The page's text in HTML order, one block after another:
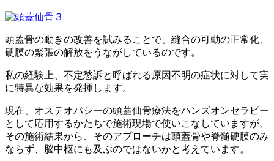
頭蓋骨の動きの改善を試みることで、縫合の可動の正常化、
硬膜の緊張の解放をうながしているのです。
私の経験上、不定愁訴と呼ばれる原因不明の症状に対して実
に特異な効果を発揮します。
現在、オステオパシーの頭蓋仙骨療法をハンズオンセラピー
として応用するかたちで施術現場で使いこなしていますが、
その施術結果から、そのアプローチは頭蓋骨や脊髄硬膜のみ
ならず、脳中枢にも及ぶのではないかと考えています。